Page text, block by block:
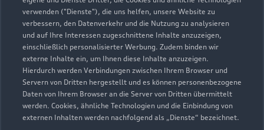
verwenden ("Dienste"), die uns helfen, unsere Website zu
verbessern, den Datenverkehr und die Nutzung zu analysieren
und auf Ihre Interessen zugeschnittene Inhalte anzuzeigen,
einschließlich personalisierter Werbung. Zudem binden wir
externe Inhalte ein, um Ihnen diese Inhalte anzuzeigen.
Hierdurch werden Verbindungen zwischen Ihrem Browser und
Servern von Dritten hergestellt und es können personenbezogene
Daten von Ihrem Browser an die Server von Dritten übermittelt
werden. Cookies, ähnliche Technologien und die Einbindung von
externen Inhalten werden nachfolgend als „Dienste“ bezeichnet.
Der gezeigte Ankaufswert spiegelt den aktuellen Ankaufswert
Ihres Gebrauchten für den Ankauf oder die Inzahlungnahme
durch den Händler wider. Wir nutzen dafür sowohl DAT
Marktdaten als auch aktuelle Marktpreise. Der gezeigte Wert
dient zur Orientierung - Wert beeinflussende
Regionalfaktoren, Sonderausstattungen und der individuelle
Zustand Ihres Fahrzeugs können hier nicht vollends
berücksichtigt werden. Aus diesen Gründen kann die